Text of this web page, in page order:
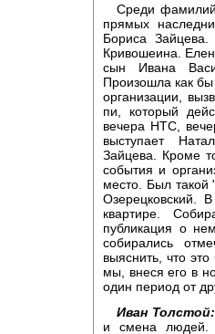
Среди
прямых
Бориса
Кривошеина.
сын Ивана
Произошла как
организации,
пи, который
вечера НТС,
выступает
Зайцева. Кроме
события и
место. Был такой
Озерецковский.
квартире.
публикация о
собирались
выяснить, что
мы, внеся его в
один период от
Иван Толстой:
и смена людей.